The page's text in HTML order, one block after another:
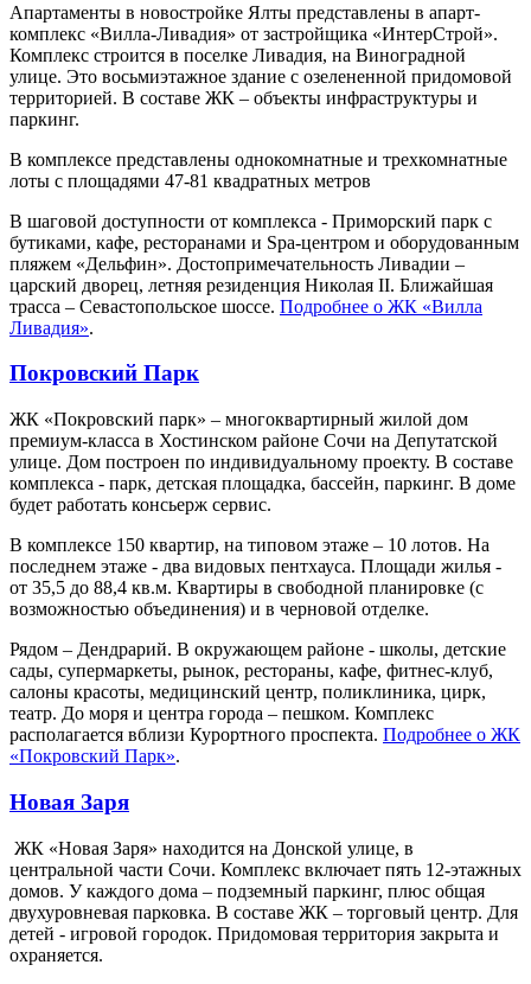
Апартаменты в новостройке Ялты представлены в апарт-
комплекс «Вилла-Ливадия» от застройщика «ИнтерCтрой».
Комплекс строится в поселке Ливадия, на Виноградной
улице. Это восьмиэтажное здание с озелененной придомовой
территорией. В составе ЖК – объекты инфраструктуры и
паркинг.
В комплексе представлены однокомнатные и трехкомнатные
лоты с площадями 47-81 квадратных метров
В шаговой доступности от комплекса - Приморский парк с
бутиками, кафе, ресторанами и Spa-центром и оборудованным
пляжем «Дельфин». Достопримечательность Ливадии –
царский дворец, летняя резиденция Николая II. Ближайшая
трасса – Севастопольское шоссе. Подробнее о ЖК «Вилла
Ливадия».
Покровский Парк
ЖК «Покровский парк» – многоквартирный жилой дом
премиум-класса в Хостинском районе Сочи на Депутатской
улице. Дом построен по индивидуальному проекту. В составе
комплекса - парк, детская площадка, бассейн, паркинг. В доме
будет работать консьерж сервис.
В комплексе 150 квартир, на типовом этаже – 10 лотов. На
последнем этаже - два видовых пентхауса. Площади жилья -
от 35,5 до 88,4 кв.м. Квартиры в свободной планировке (с
возможностью объединения) и в черновой отделке.
Рядом – Дендрарий. В окружающем районе - школы, детские
сады, супермаркеты, рынок, рестораны, кафе, фитнес-клуб,
салоны красоты, медицинский центр, поликлиника, цирк,
театр. До моря и центра города – пешком. Комплекс
располагается вблизи Курортного проспекта. Подробнее о ЖК
«Покровский Парк».
Новая Заря
ЖК «Новая Заря» находится на Донской улице, в
центральной части Сочи. Комплекс включает пять 12-этажных
домов. У каждого дома – подземный паркинг, плюс общая
двухуровневая парковка. В составе ЖК – торговый центр. Для
детей - игровой городок. Придомовая территория закрыта и
охраняется.